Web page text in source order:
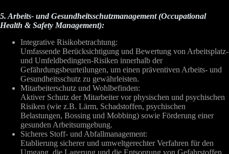
5. Arbeits- und Gesundheitsschutzmanagement (Occupational
Health & Safety Management):
Integrative Risikobetrachtung:
Umfassende Berücksichtigung und Bewertung von Arbeitsplatz-
und Umfeldbedingten-Risiken innerhalb der
Gefährdungsbeurteilungen, um einen präventiven Arbeits- und
Gesundheitsschutz zu gewährleisten.
Mitarbeiterschutz und Wohlbefinden:
Aktiver Schutz der Mitarbeiter vor physischen und psychischen
Risiken (wie z.B. Lärm, Schadstoffen, psychischen
Belastungen, Bossing und Mobbing) sowie Förderung einer
gesunden Arbeitsumgebung.
Sicheres Stoff- und Abfallmanagement:
Etablierung sicherer und umweltgerechter Verfahren für den
Umgang, die Lagerung und die Entsorgung von Gefahrstoffen